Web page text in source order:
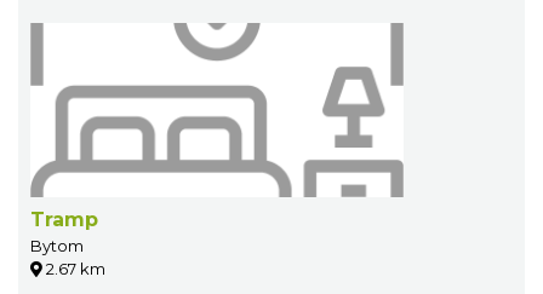
Tramp
Bytom
2.67 km